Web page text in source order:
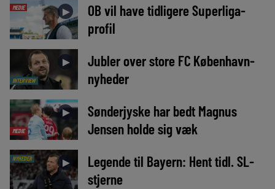
MEDIE ►
OB vil have tidligere Superliga-
profil
INTERVIEW
►
Jubler over store FC København-
nyheder
MEDIE
►
Sønderjyske har bedt Magnus
Jensen holde sig væk
NYHEDER ►
Legende til Bayern: Hent tidl. SL-
stjerne